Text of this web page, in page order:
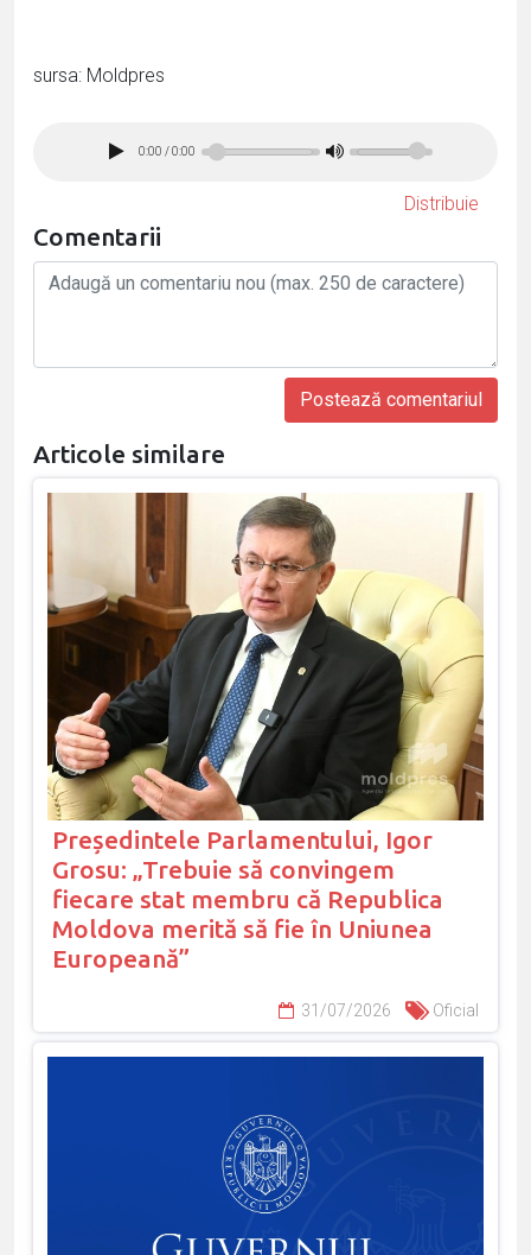
sursa: Moldpres
0:00 /0:00
Distribuie
Comentarii
Articole similare
Președintele Parlamentului, Igor
Grosu: „Trebuie să convingem
fiecare stat membru că Republica
Moldova merită să fie în Uniunea
Europeană”
31/07/2026 Oficial